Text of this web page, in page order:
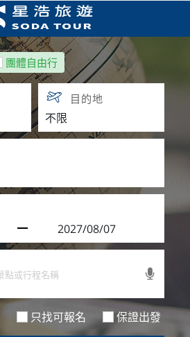
團體自由行
目的地
只找可報名 保證出發